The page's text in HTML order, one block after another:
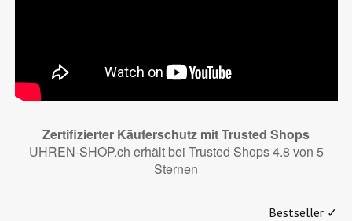
Zertifizierter Käuferschutz mit Trusted Shops
UHREN-SHOP.ch erhält bei Trusted Shops 4.8 von 5
Sternen
Bestseller ✓